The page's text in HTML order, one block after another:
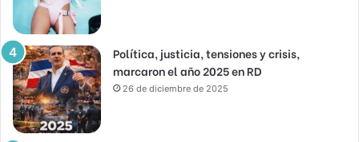
Política, justicia, tensiones y crisis,
marcaron el año 2025 en RD
26 de diciembre de 2025